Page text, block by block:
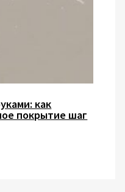
как
покрытие шаг